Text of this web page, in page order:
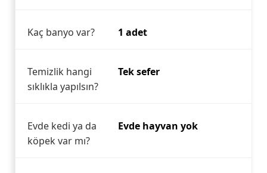
Kaç banyo var? 1 adet
Temizlik hangi
sıklıkla yapılsın?
Tek sefer
Evde kedi ya da
köpek var mı?
Evde hayvan yok